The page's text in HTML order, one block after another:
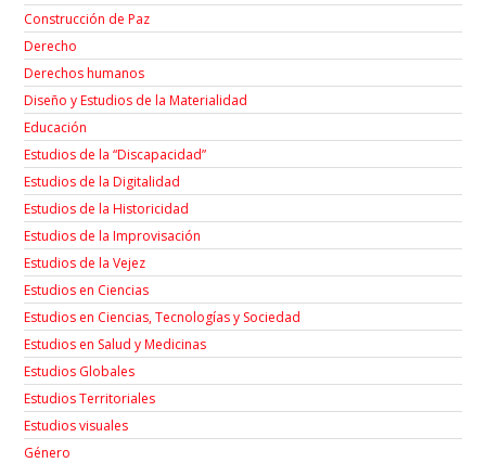
Construcción de Paz
Derecho
Derechos humanos
Diseño y Estudios de la Materialidad
Educación
Estudios de la “Discapacidad”
Estudios de la Digitalidad
Estudios de la Historicidad
Estudios de la Improvisación
Estudios de la Vejez
Estudios en Ciencias
Estudios en Ciencias, Tecnologías y Sociedad
Estudios en Salud y Medicinas
Estudios Globales
Estudios Territoriales
Estudios visuales
Género